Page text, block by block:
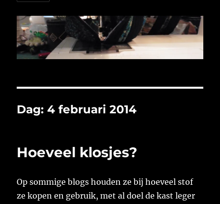
Dag:4 februari 2014
Hoeveel klosjes?
Op sommige blogs houden ze bij hoeveel stof
ze kopen en gebruik, met al doel de kast leger